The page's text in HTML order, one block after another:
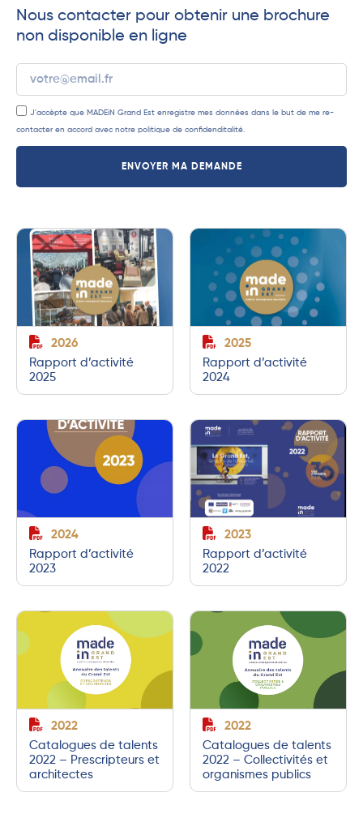
Nous contacter pour obtenir une brochure
non disponible en ligne
J'accèpte que MADEiN Grand Est enregistre mes données dans le but de me re-
contacter en accord avec notre politique de confidenditalité
ENVOYER MA DEMANDE
2026
Rapport d’activité
2025
2025
Rapport d’activité
2024
2024
Rapport d’activité
2023
2023
Rapport d’activité
2022
2022
Catalogues de talents
2022 – Prescripteurs et
architectes
2022
Catalogues de talents
2022 – Collectivités et
organismes publics